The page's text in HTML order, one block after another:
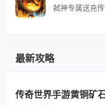
弑神专属送充
最新攻略
传奇世界手游黄铜矿